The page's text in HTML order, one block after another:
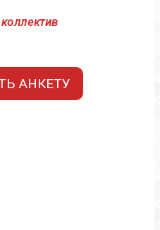
АНКЕТУ